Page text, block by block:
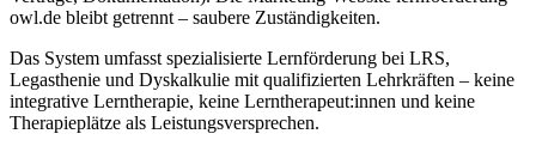
owl.de bleibt getrennt – saubere Zuständigkeiten.
Das System umfasst spezialisierte Lernförderung bei LRS,
Legasthenie und Dyskalkulie mit qualifizierten Lehrkräften – keine
integrative Lerntherapie, keine Lerntherapeut:innen und keine
Therapieplätze als Leistungsversprechen.